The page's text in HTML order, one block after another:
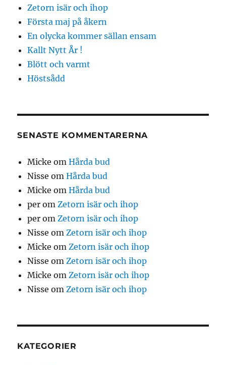
Zetorn isär och ihop
Första maj på åkern
En olycka kommer sällan ensam
Kallt Nytt År !
Blött och varmt
Höstsådd
SENASTE KOMMENTARERNA
Micke omHårda bud
Nisse omHårda bud
Micke omHårda bud
per omZetorn isär och ihop
per omZetorn isär och ihop
Nisse omZetorn isär och ihop
Micke omZetorn isär och ihop
Nisse omZetorn isär och ihop
Micke omZetorn isär och ihop
Nisse omZetorn isär och ihop
KATEGORIER